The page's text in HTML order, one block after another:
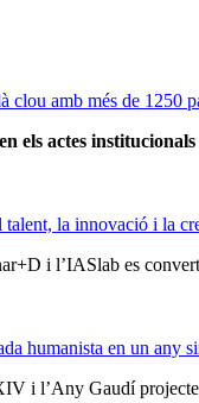
clou amb més de 1250
els actes institucionals
la innovació i la
i l’IASlab es
humanista en un any
i l’Any Gaudí